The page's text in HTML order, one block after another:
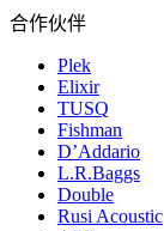
合作伙伴
Plek
Elixir
TUSQ
Fishman
D’Addario
L.R.Baggs
Double
Rusi Acoustic